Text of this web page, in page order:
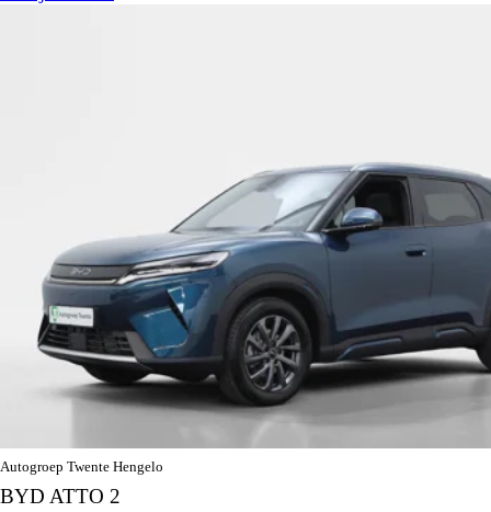
Autogroep Twente Hengelo
BYD ATTO 2